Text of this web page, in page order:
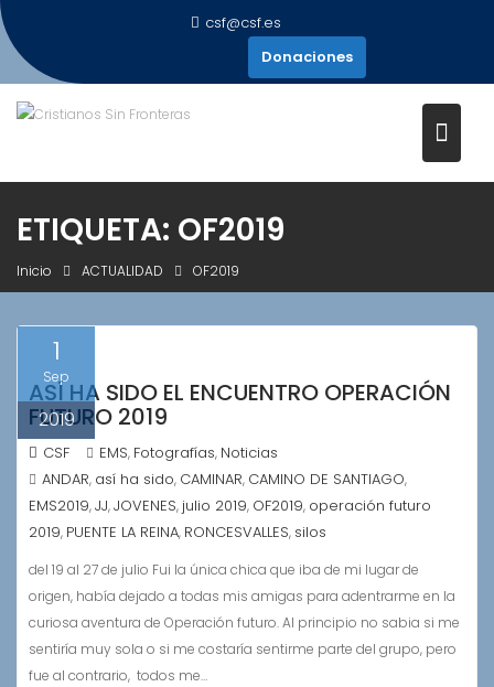
Saltar
al
contenido
csf@csf.es
Donaciones
ETIQUETA: OF2019
Inicio ACTUALIDAD OF2019
1
Sep
2019
ASÍ HA SIDO EL ENCUENTRO OPERACIÓN
FUTURO 2019
CSF EMS, Fotografías, Noticias
ANDAR, así ha sido, CAMINAR, CAMINO DE SANTIAGO,
EMS2019,JJ,JOVENES, julio 2019, OF2019, operación futuro
2019, PUENTE LA REINA, RONCESVALLES, silos
del 19 al 27 de julio Fui la única chica que iba de mi lugar de
origen, había dejado a todas mis amigas para adentrarme en la
curiosa aventura de Operación futuro. Al principio no sabia si me
sentiría muy sola o si me costaría sentirme parte del grupo, pero
fue al contrario, todos me…